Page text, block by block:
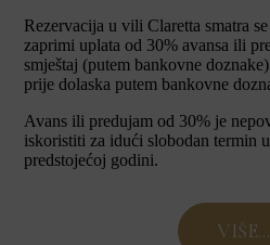
Rezervacija u vili Claretta smatra
zaprimi uplata od 30% avansa ili
smještaj (putem bankovne
prije dolaska putem bankovne
Avans ili predujam od 30% je
iskoristiti za idući slobodan termin
predstojećoj godini.
VIŠE...